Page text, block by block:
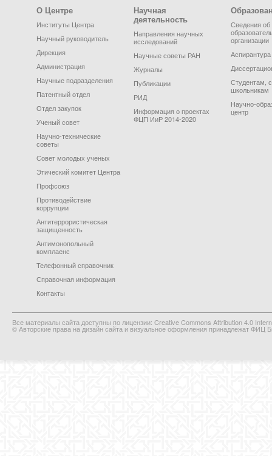
Footer Menu
О Центре
Институты Центра
Научный руководитель
Дирекция
Администрация
Научные подразделения
Патентный отдел
Отдел закупок
Ученый совет
Научно-технические
советы
Совет молодых ученых
Этический комитет Центра
Профсоюз
Противодействие
коррупции
Антитеррористическая
защищенность
Антимонопольный
комплаенс
Телефонный справочник
Справочная информация
Контакты
Научная
деятельность
Направления научных
исследований
Научные советы РАН
Журналы
Публикации
РИД
Информация о проектах
ФЦП ИиР 2014-2020
Сведения об
организации
Аспирантура
Студентам,
школьникам
Научно-
центр
Все материалы сайта доступны по лицензии: Creative Commons Attribution 4.0
© Авторские права на дизайн сайта и визуальное оформления принадлежат ФИЦ